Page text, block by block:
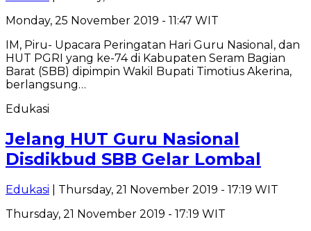
Monday, 25 November 2019 - 11:47 WIT
IM, Piru- Upacara Peringatan Hari Guru Nasional, dan
HUT PGRI yang ke-74 di Kabupaten Seram Bagian
Barat (SBB) dipimpin Wakil Bupati Timotius Akerina,
berlangsung…
Edukasi
Jelang HUT Guru Nasional
Disdikbud SBB Gelar Lombal
Edukasi | Thursday, 21 November 2019 - 17:19 WIT
Thursday, 21 November 2019 - 17:19 WIT